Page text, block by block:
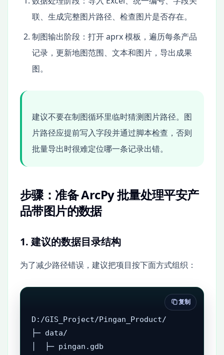
联、生成完整图片路径、检查图片是否存在。
制图输出阶段：打开 aprx 模板，遍历每条产品
记录，更新地图范围、文本和图片，导出成果
图。
建议不要在制图循环里临时猜测图片路径。图
片路径应提前写入字段并通过脚本检查，否则
批量导出时很难定位哪一条记录出错。
步骤：准备 ArcPy 批量处理平安产
品带图片的数据
1. 建议的数据目录结构
为了减少路径错误，建议把项目按下面方式组织：
D:/GIS_Project/Pingan_Product/
├─ data/
│  ├─ pingan.gdb
复制